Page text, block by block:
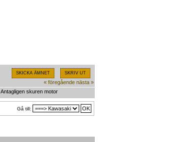
SKICKA ÄMNET SKRIV UT
« föregående nästa »
Antagligen skuren motor
Gå till: